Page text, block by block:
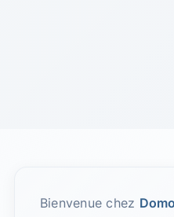
Bienvenue chez